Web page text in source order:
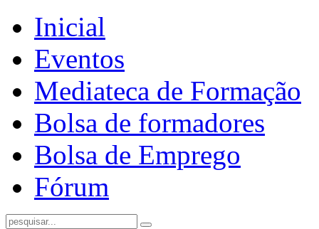
Inicial
Eventos
Mediateca de Formação
Bolsa de formadores
Bolsa de Emprego
Fórum